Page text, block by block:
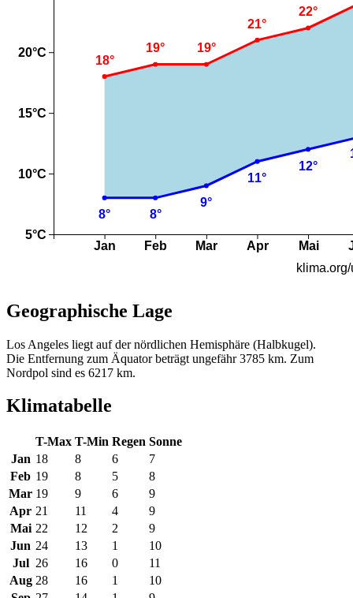
Geographische Lage
Los Angeles liegt auf der nördlichen Hemisphäre (Halbkugel).
Die Entfernung zum Äquator beträgt ungefähr 3785 km. Zum
Nordpol sind es 6217 km.
Klimatabelle
T-Max T-Min Regen Sonne
Jan 18 8 6
7
Feb 19 8 5
8
Mar 19 9 6
9
Apr 21 11 4
9
Mai 22 12 2
9
Jun 24 13 1
10
Jul 26 16 0
11
Aug 28 16 1
10